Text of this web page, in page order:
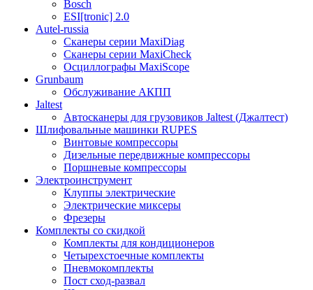
Bosch
ESI[tronic] 2.0
Autel-russia
Сканеры серии MaxiDiag
Сканеры серии MaxiCheck
Осциллографы MaxiScope
Grunbaum
Обслуживание АКПП
Jaltest
Автосканеры для грузовиков Jaltest (Джалтест)
Шлифовальные машинки RUPES
Винтовые компрессоры
Дизельные передвижные компрессоры
Поршневые компрессоры
Электроинструмент
Клуппы электрические
Электрические миксеры
Фрезеры
Комплекты со скидкой
Комплекты для кондиционеров
Четырехстоечные комплекты
Пневмокомплекты
Пост сход-развал